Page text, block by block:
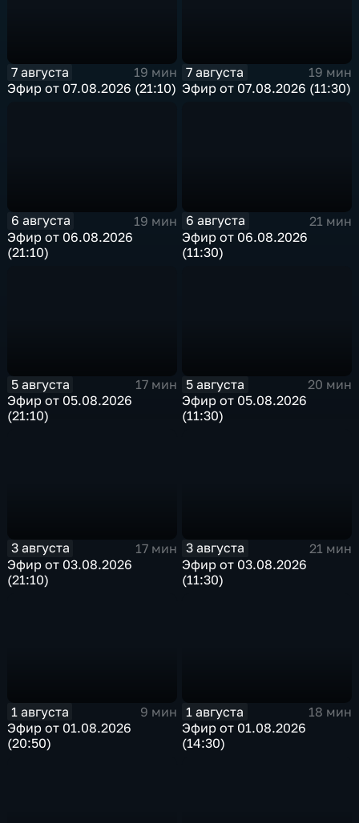
7 августа
19 мин
Эфир от 07.08.2026 (21:10)
7 августа
19 мин
Эфир от 07.08.2026 (11:30)
6 августа
19 мин
Эфир от 06.08.2026
(21:10)
6 августа
21 мин
Эфир от 06.08.2026
(11:30)
5 августа
17 мин
Эфир от 05.08.2026
(21:10)
5 августа
20 мин
Эфир от 05.08.2026
(11:30)
3 августа
17 мин
Эфир от 03.08.2026
(21:10)
3 августа
21 мин
Эфир от 03.08.2026
(11:30)
1 августа
9 мин
Эфир от 01.08.2026
(20:50)
1 августа
18 мин
Эфир от 01.08.2026
(14:30)